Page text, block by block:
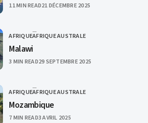
11 MIN READPUBLISHED
21 DÉCEMBRE 2025
CATEGORY
AFRIQUEAFRIQUE AUSTRALE
Malawi
3 MIN READPUBLISHED
29 SEPTEMBRE 2025
CATEGORY
AFRIQUEAFRIQUE AUSTRALE
Mozambique
7 MIN READPUBLISHED
3 AVRIL 2025